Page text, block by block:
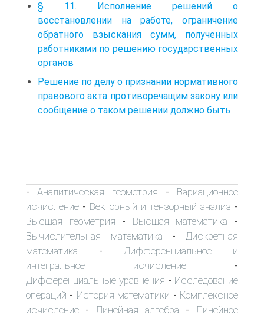
§ 11. Исполнение решений о
восстановлении на работе, ограничение
обратного взыскания сумм, полученных
работниками по решению государственных
органов
Решение по делу о признании нормативного
правового акта противоречащим закону или
сообщение о таком решении должно быть
- Аналитическая геометрия - Вариационное
исчисление - Векторный и тензорный анализ -
Высшая геометрия - Высшая математика -
Вычислительная математика -Дискретная
математика - Дифференциальное и
интегральное исчисление -
Дифференциальные уравнения - Исследование
операций - История математики - Комплексное
исчисление - Линейная алгебра - Линейное